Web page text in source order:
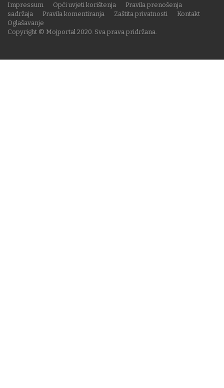
Copyright © Mojportal 2020. Sva prava pridržana.
Impressum Opći uvjeti korištenja
Pravila prenošenja
sadržaja
Pravila komentiranja Zaštita privatnosti
Kontakt
Oglašavanje